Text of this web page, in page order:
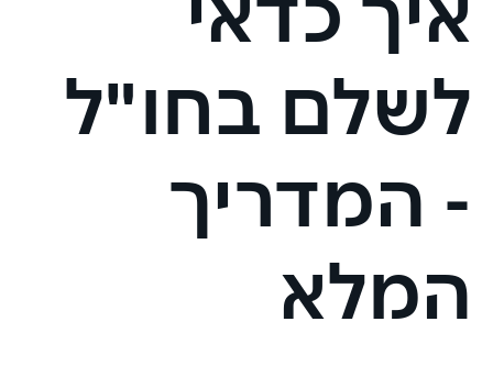
איך כדאי
לשלם בחו"ל
- המדריך
המלא